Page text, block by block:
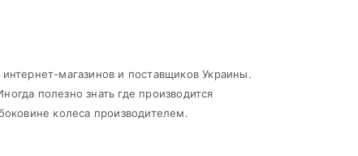
магазинов и поставщиков Украины.
полезно знать где производится
колеса производителем.